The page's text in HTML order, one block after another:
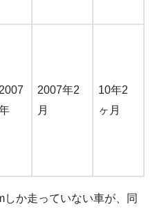
2007
2007年2
月
10年2
ヶ月
か走っていない車が、同